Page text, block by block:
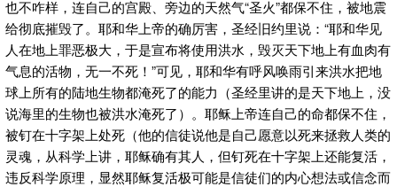
也不咋样，连自己的宫殿、旁边的天然气“圣火”都保不住，被地震
给彻底摧毁了。耶和华上帝的确厉害，圣经旧约里说：“耶和华见
人在地上罪恶极大，于是宣布将使用洪水，毁灭天下地上有血肉有
气息的活物，无一不死！”可见，耶和华有呼风唤雨引来洪水把地
球上所有的陆地生物都淹死了的能力（圣经里讲的是天下地上，没
说海里的生物也被洪水淹死了）。耶稣上帝连自己的命都保不住，
被钉在十字架上处死（他的信徒说他是自己愿意以死来拯救人类的
灵魂，从科学上讲，耶稣确有其人，但钉死在十字架上还能复活，
违反科学原理，显然耶稣复活极可能是信徒们的内心想法或信念而